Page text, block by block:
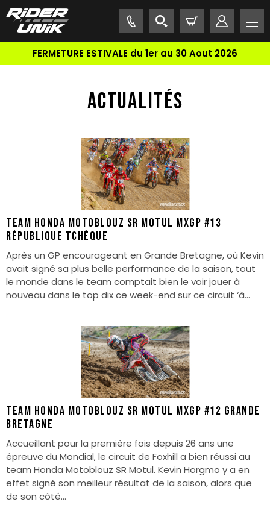
FERMETURE ESTIVALE du 1er au 30 Aout 2026
ACTUALITÉS
Team Honda Motoblouz SR Motul MXGP #13
République Tchèque
Après un GP encourageant en Grande Bretagne, où Kevin
avait signé sa plus belle performance de la saison, tout
le monde dans le team comptait bien le voir jouer à
nouveau dans le top dix ce week-end sur ce circuit ‘à...
Team Honda Motoblouz SR Motul MXGP #12 Grande
Bretagne
Accueillant pour la première fois depuis 26 ans une
épreuve du Mondial, le circuit de Foxhill a bien réussi au
team Honda Motoblouz SR Motul. Kevin Horgmo y a en
effet signé son meilleur résultat de la saison, alors que
de son côté...